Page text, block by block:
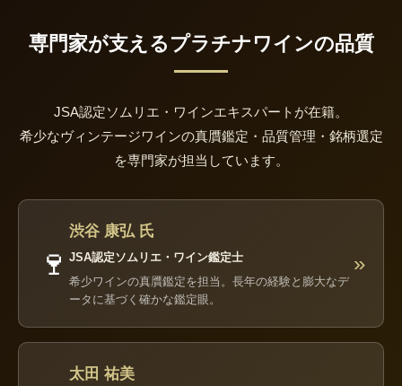
専門家が支えるプラチナワインの品質
JSA認定ソムリエ・ワインエキスパートが在籍。
希少なヴィンテージワインの真贋鑑定・品質管理・銘柄選定
を専門家が担当しています。
🍷
渋谷 康弘 氏
JSA認定ソムリエ・ワイン鑑定士
希少ワインの真贋鑑定を担当。長年の経験と膨大なデ
ータに基づく確かな鑑定眼。
»
太田 祐美